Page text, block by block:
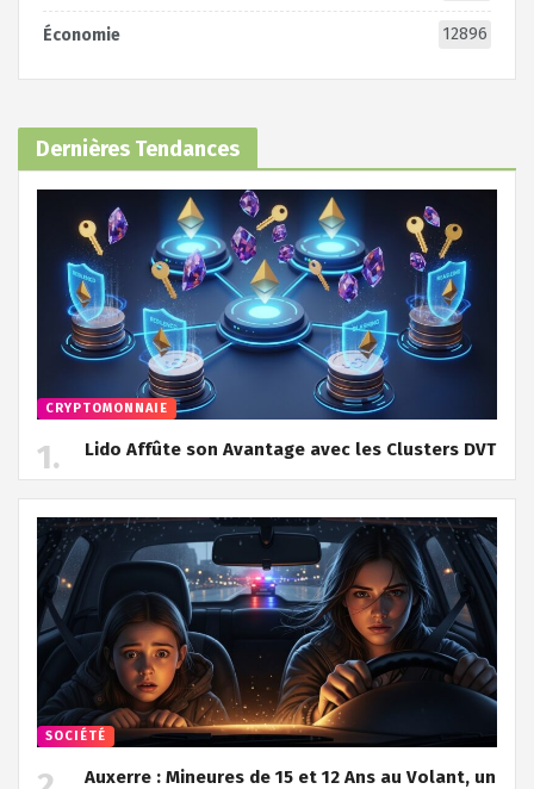
Économie 12896
Dernières Tendances
CRYPTOMONNAIE
Lido Affûte son Avantage avec les Clusters DVT
SOCIÉTÉ
Auxerre : Mineures de 15 et 12 Ans au Volant, un